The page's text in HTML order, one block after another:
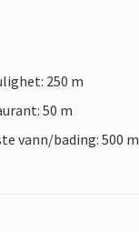
250 m
50 m
vann/bading: 500 m